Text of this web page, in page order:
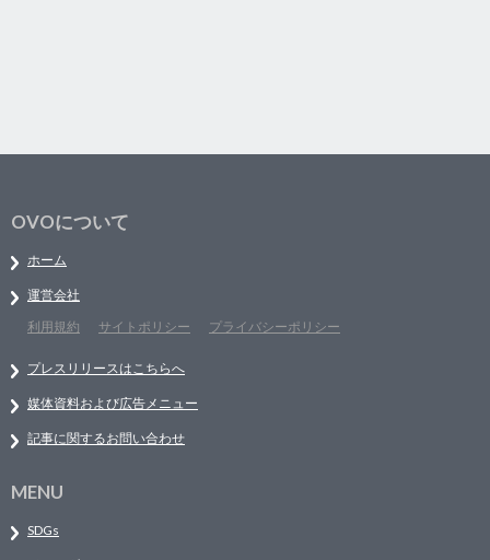
OVOについて
ホーム
運営会社
利用規約
サイトポリシー プライバシーポリシー
プレスリリースはこちらへ
媒体資料および広告メニュー
記事に関するお問い合わせ
MENU
SDGs